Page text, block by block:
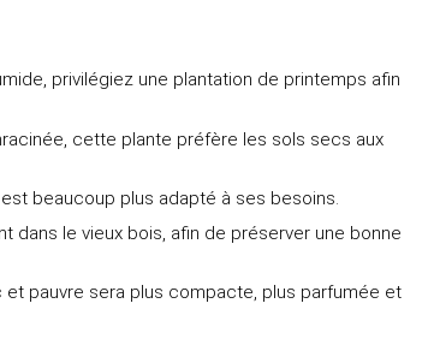
privilégiez une plantation de printemps afin
cette plante préfère les sols secs aux
beaucoup plus adapté à ses besoins.
dans le vieux bois, afin de préserver une bonne
et pauvre sera plus compacte, plus parfumée et